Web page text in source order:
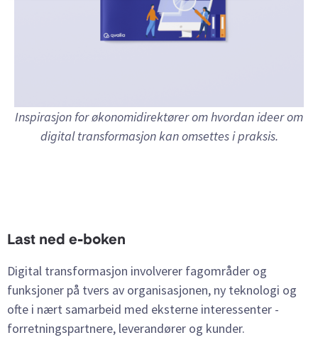
Inspirasjon for økonomidirektører om hvordan ideer om
digital transformasjon kan omsettes i praksis.
Last ned e-boken
Digital transformasjon involverer fagområder og
funksjoner på tvers av organisasjonen, ny teknologi og
ofte i nært samarbeid med eksterne interessenter -
forretningspartnere, leverandører og kunder.